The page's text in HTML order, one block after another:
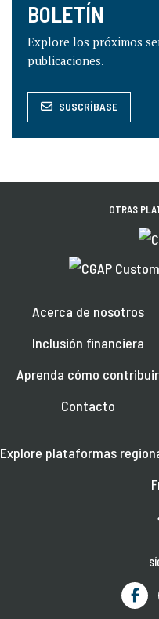
BOLETÍN
Explore los próximos
publicaciones.
SUSCRÍBASE
OTRAS
Acerca de nosotros
Inclusión financiera
Aprenda cómo contribuir
Contacto
Explore plataformas